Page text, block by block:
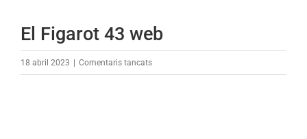
El Figarot 43 web
18 abril 2023 Comentaris tancatsa